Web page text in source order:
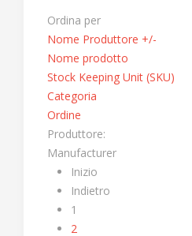
Ordina per
Nome Produttore +/-
Nome prodotto
Stock Keeping Unit (SKU)
Categoria
Ordine
Produttore:
Manufacturer
Inizio
Indietro
1
2